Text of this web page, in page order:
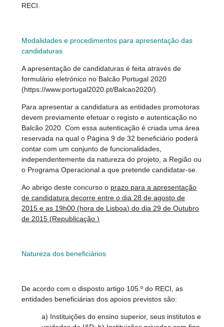
RECI.
Modalidades e procedimentos para apresentação das
candidaturas
A apresentação de candidaturas é feita através de
formulário eletrónico no Balcão Portugal 2020
(https://www.portugal2020.pt/Balcao2020/).
Para apresentar a candidatura as entidades promotoras
devem previamente efetuar o registo e autenticação no
Balcão 2020. Com essa autenticação é criada uma área
reservada na qual o Página 9 de 32 beneficiário poderá
contar com um conjunto de funcionalidades,
independentemente da natureza do projeto, a Região ou
o Programa Operacional a que pretende candidatar-se.
Ao abrigo deste concurso o prazo para a apresentação
de candidatura decorre entre o dia 28 de agosto de
2015 e as 19h00 (hora de Lisboa) do dia 29 de Outubro
de 2015 (Republicação )
Natureza dos beneficiários
De acordo com o disposto artigo 105.º do RECI, as
entidades beneficiárias dos apoios previstos são:
a) Instituições do ensino superior, seus institutos e